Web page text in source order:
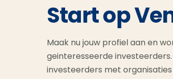
Start op
Maak nu jouw profiel aan en
geinteresseerde
investeerders met